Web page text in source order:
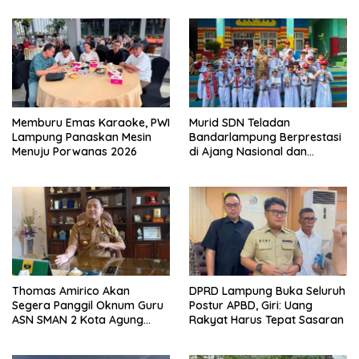
Memburu Emas Karaoke, PWI
Lampung Panaskan Mesin
Menuju Porwanas 2026
Murid SDN Teladan
Bandarlampung Berprestasi
di Ajang Nasional dan
Thomas Amirico Akan
Segera Panggil Oknum Guru
ASN SMAN 2 Kota Agung
DPRD Lampung Buka Seluruh
Postur APBD, Giri: Uang
Rakyat Harus Tepat Sasaran